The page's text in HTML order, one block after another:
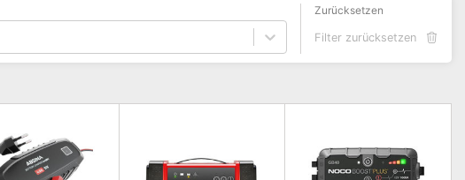
Zurücksetzen
Filter zurücksetzen